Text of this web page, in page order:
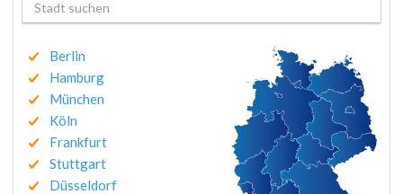
Berlin
Hamburg
München
Köln
Frankfurt
Stuttgart
Düsseldorf